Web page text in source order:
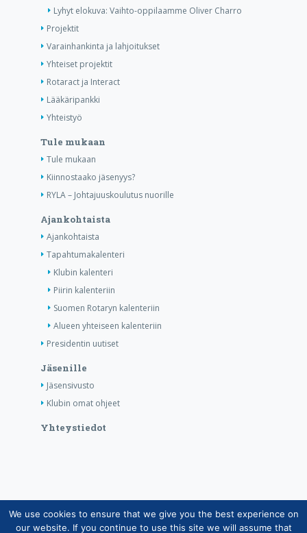
Lyhyt elokuva: Vaihto-oppilaamme Oliver Charro
Projektit
Varainhankinta ja lahjoitukset
Yhteiset projektit
Rotaract ja Interact
Lääkäripankki
Yhteistyö
Tule mukaan
Tule mukaan
Kiinnostaako jäsenyys?
RYLA – Johtajuuskoulutus nuorille
Ajankohtaista
Ajankohtaista
Tapahtumakalenteri
Klubin kalenteri
Piirin kalenteriin
Suomen Rotaryn kalenteriin
Alueen yhteiseen kalenteriin
Presidentin uutiset
Jäsenille
Jäsensivusto
Klubin omat ohjeet
Yhteystiedot
Copyright © Suomen Rotarypalvelu ry 2026 |
We use cookies to ensure that we give you the best experience on
our website. If you continue to use this site we will assume that